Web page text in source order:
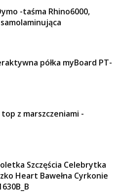
-taśma Rhino6000,
półka myBoard PT-
z marszczeniami -
Szczęścia Celebrytka
Heart Bawełna Cyrkonie